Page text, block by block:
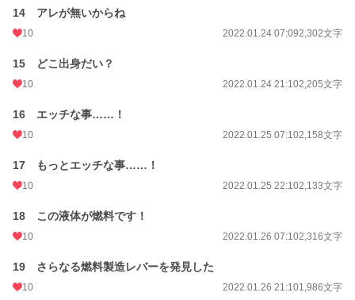
14 アレが無いからね
10 2022.01.24 07:092,302文字
15 どこ出身だい？
10 2022.01.24 21:102,205文字
16 エッチな事……！
10 2022.01.25 07:102,158文字
17 もっとエッチな事……！
10 2022.01.25 22:102,133文字
18 この液体が燃料です！
10 2022.01.26 07:102,316文字
19 さらなる燃料製造レバーを発見した
10 2022.01.26 21:101,986文字